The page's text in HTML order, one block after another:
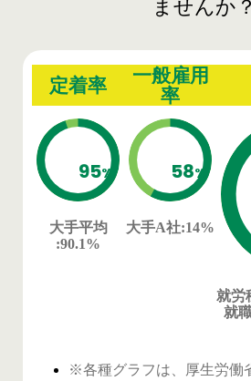
ませんか？
定着率
95%
大手平均
:90.1%
一般雇用
率
58%
大手A社:14%
就労
就
※各種グラフは、厚生労働